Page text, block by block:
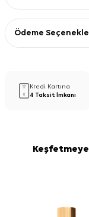
Ödeme
Kredi Kartına
4 Taksit İmkanı
Keşfetmeye